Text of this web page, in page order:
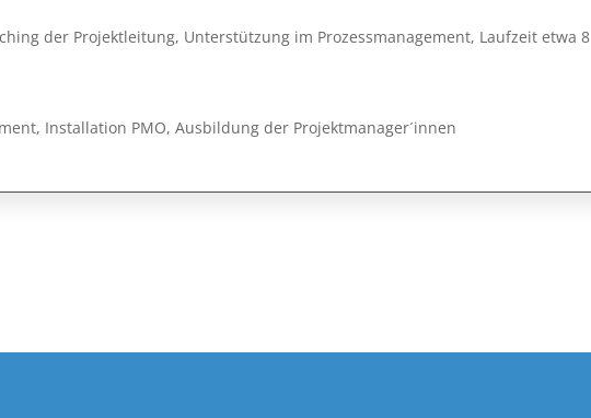
der Projektleitung, Unterstützung im Prozessmanagement, Laufzeit etwa 8
Installation PMO, Ausbildung der Projektmanager´innen